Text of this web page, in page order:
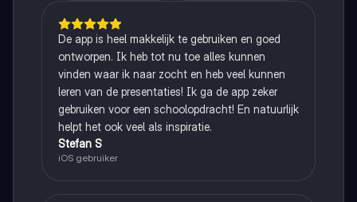
De app is heel makkelijk te gebruiken en goed
ontworpen. Ik heb tot nu toe alles kunnen
vinden waar ik naar zocht en heb veel kunnen
leren van de presentaties! Ik ga de app zeker
gebruiken voor een schoolopdracht! En natuurlijk
helpt het ook veel als inspiratie.
Stefan S
iOS gebruiker